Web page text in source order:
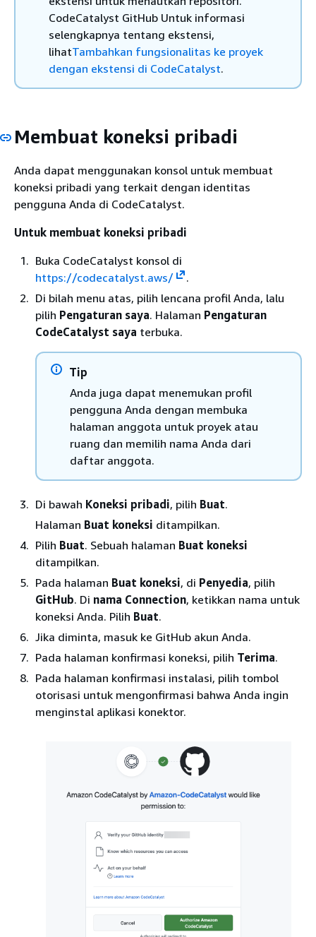
CodeCatalyst GitHub Untuk informasi
selengkapnya tentang ekstensi,
lihatTambahkan fungsionalitas ke proyek
dengan ekstensi di CodeCatalyst.
Membuat koneksi pribadi
Anda dapat menggunakan konsol untuk membuat
koneksi pribadi yang terkait dengan identitas
pengguna Anda di CodeCatalyst.
Untuk membuat koneksi pribadi
Buka CodeCatalyst konsol di
https://codecatalyst.aws/
.
Di bilah menu atas, pilih lencana profil Anda, lalu
pilih Pengaturan saya. Halaman Pengaturan
CodeCatalyst saya terbuka.
Tip
Anda juga dapat menemukan profil
pengguna Anda dengan membuka
halaman anggota untuk proyek atau
ruang dan memilih nama Anda dari
daftar anggota.
Di bawah Koneksi pribadi, pilih Buat.
Halaman Buat koneksi ditampilkan.
Pilih Buat. Sebuah halaman Buat koneksi
ditampilkan.
Pada halaman Buat koneksi, di Penyedia, pilih
GitHub. Di nama Connection, ketikkan nama untuk
koneksi Anda. Pilih Buat.
Jika diminta, masuk ke GitHub akun Anda.
Pada halaman konfirmasi koneksi, pilih Terima.
Pada halaman konfirmasi instalasi, pilih tombol
otorisasi untuk mengonfirmasi bahwa Anda ingin
menginstal aplikasi konektor.